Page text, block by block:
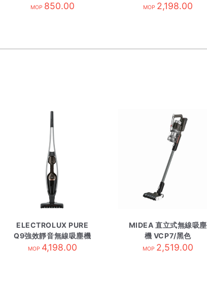
MOP 850.00
黑
MOP 2,198.00
ELECTROLUX PURE
Q9強效靜音無線吸塵機
PQ91-3EM/流沙啡
MOP 4,198.00
MIDEA 直立式無線吸塵
機 VCP7/黑色
MOP 2,519.00